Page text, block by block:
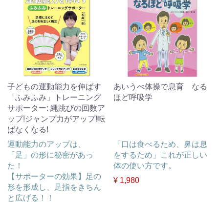
子どもの運動能力を伸ばす
「ふみふみ」トレーニング
サポーター: 縄跳びの回数ア
ップ!ジャンプ力がアップ!転
ばなくなる!
運動能力のアップは、
「足」の形に秘密があっ
た！
【サポーターの効果】足の
形を形成し、足指をきちん
と広げる！！
あいうべ体操で息育 なる
ほど呼吸学
「口は食べるため、鼻は息
をするため」これが正しい
体の使い方です。
¥ 1,980